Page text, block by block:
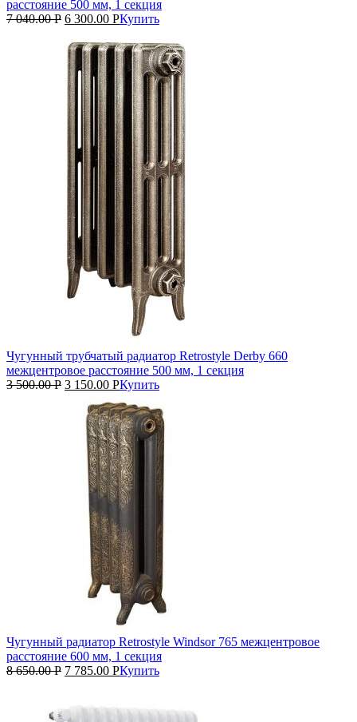
расстояние 500 мм, 1 секция
7 040.00Р 6 300.00 РКупить
Чугунный трубчатый радиатор Retrostyle Derby 660
межцентровое расстояние 500 мм, 1 секция
3 500.00Р 3 150.00 РКупить
Чугунный радиатор Retrostyle Windsor 765 межцентровое
расстояние 600 мм, 1 секция
8 650.00Р 7 785.00 РКупить